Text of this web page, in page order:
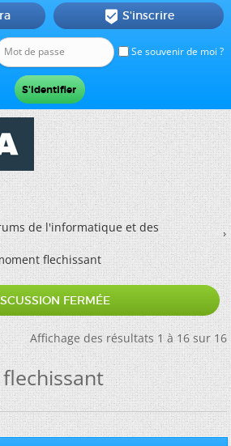
Se souvenir de moi ?
 S'inscrire
de l'informatique et des
flechissant
FERMÉE
Affichage des résultats 1 à 16 sur 16